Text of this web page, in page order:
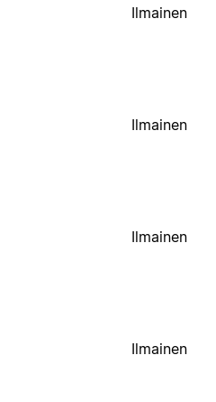
Ilmainen
Ilmainen
Ilmainen
Ilmainen